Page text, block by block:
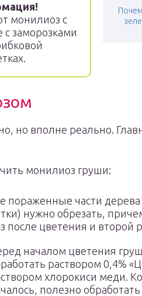
монилиоз с
с заморозками
но вполне реально.
монилиоз груши:
пораженные части
нужно обрезать,
после цветения и второй
началом цветения
раствором 0,4%
хлорокиси меди.
полезно